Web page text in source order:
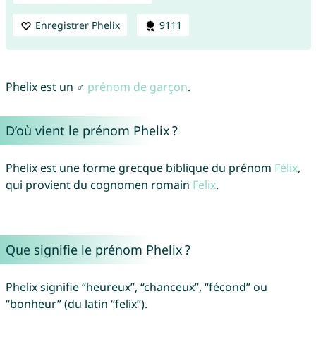
Enregistrer Phelix 9111
Phelix est un ♂ prénom de garçon.
D’où vient le prénom Phelix ?
Phelix est une forme grecque biblique du prénom Félix,
qui provient du cognomen romain Felix.
Que signifie le prénom Phelix ?
Phelix signifie “heureux”, “chanceux”, “fécond” ou
“bonheur” (du latin “felix”).